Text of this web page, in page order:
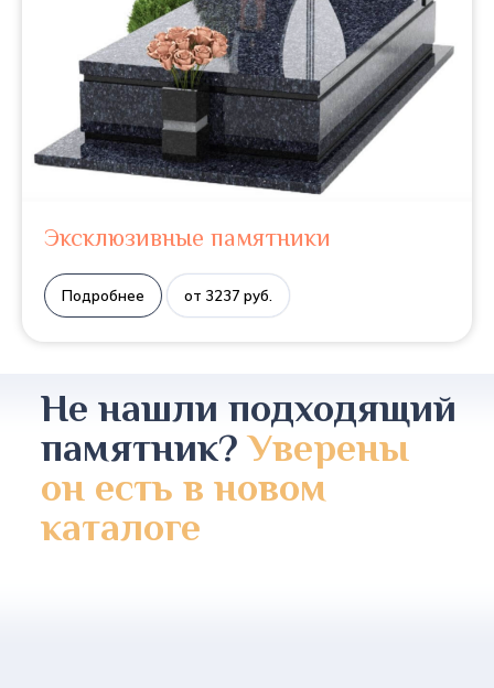
Эксклюзивные памятники
Подробнее от 3237 руб.
Не нашли подходящий
памятник?Уверены
он есть в новом
каталоге